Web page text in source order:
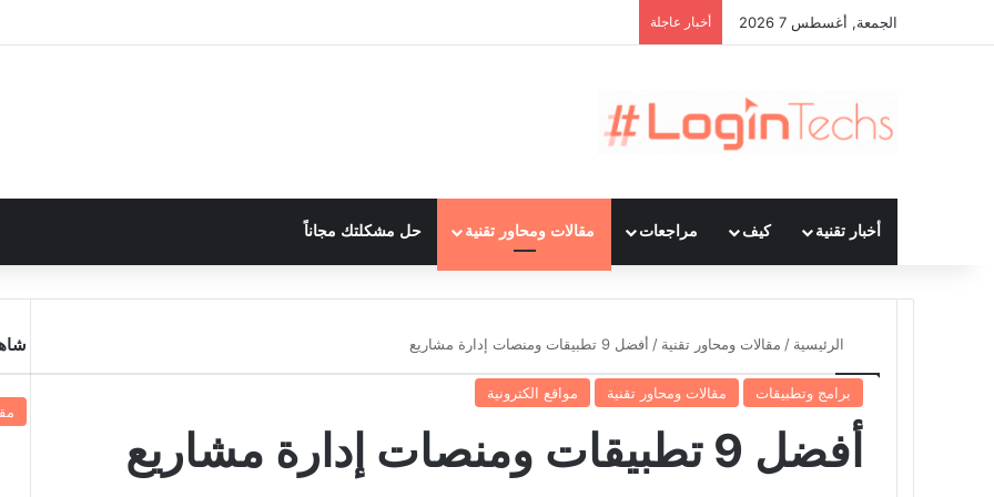
الجمعة, أغسطس 7 2026 أخبار عاجلة
أخبار تقنية كيف مراجعات مقالات ومحاور تقنية حل مشكلتك مجاناً
الرئيسية / مقالات ومحاور تقنية / أفضل 9 تطبيقات ومنصات إدارة مشاريع
برامج وتطبيقات مقالات ومحاور تقنية مواقع الكترونية
أفضل 9 تطبيقات ومنصات إدارة مشاريع